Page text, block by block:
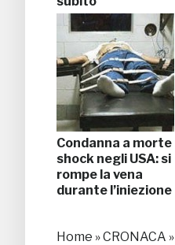
Condanna a morte
shock negli USA: si
rompe la vena
durante l’iniezione
Home »CRONACA »